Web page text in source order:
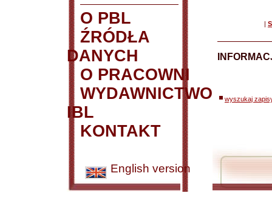
O PBL
ŹRÓDŁA
DANYCH
O PRACOWNI
WYDAWNICTWO
IBL
KONTAKT
English version
|
wyszukaj